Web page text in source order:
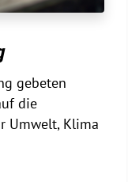
gebeten
die
Umwelt, Klima